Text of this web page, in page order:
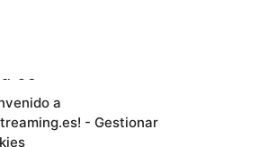
a
- Gestionar
afiliado de Amazon, obtengo